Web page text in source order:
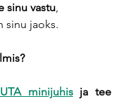
sinu vastu,
sinu jaoks.
minijuhis ja tee